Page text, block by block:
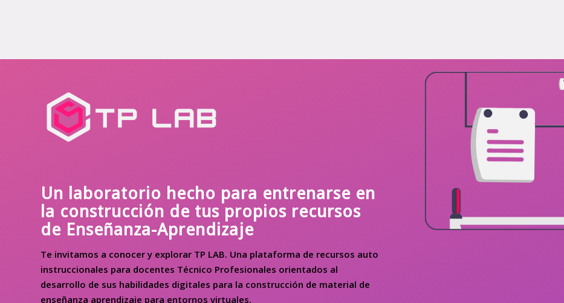
Un laboratorio hecho para entrenarse en
la construcción de tus propios recursos
de Enseñanza-Aprendizaje
Te invitamos a conocer y explorar TP LAB. Una plataforma de recursos auto
instruccionales para docentes Técnico Profesionales orientados al
desarrollo de sus habilidades digitales para la construcción de material de
enseñanza aprendizaje para entornos virtuales.